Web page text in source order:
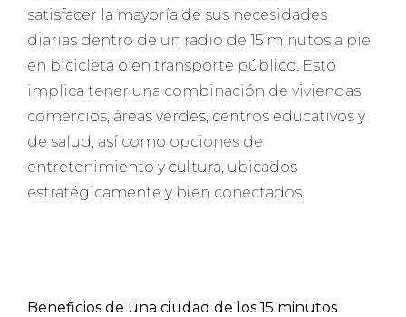
satisfacer la mayoría de sus necesidades
diarias dentro de un radio de 15 minutos a pie,
en bicicleta o en transporte público. Esto
implica tener una combinación de viviendas,
comercios, áreas verdes, centros educativos y
de salud, así como opciones de
entretenimiento y cultura, ubicados
estratégicamente y bien conectados.
Beneficios de una ciudad de los 15 minutos